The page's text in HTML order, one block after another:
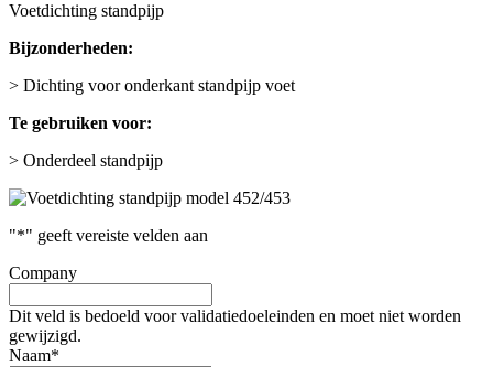
Voetdichting standpijp
Bijzonderheden:
> Dichting voor onderkant standpijp voet
Te gebruiken voor:
> Onderdeel standpijp
"*" geeft vereiste velden aan
Company
Dit veld is bedoeld voor validatiedoeleinden en moet niet worden
gewijzigd.
Naam*